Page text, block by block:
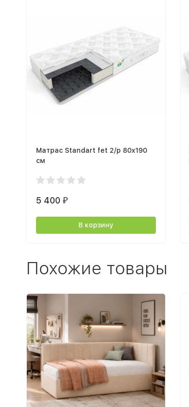
Матрас Standart fet 2/р 80х190
см
5 400 ₽
В корзину
Похожие товары